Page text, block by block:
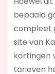
bepaald
compleet
site van
kortingen
tarieven